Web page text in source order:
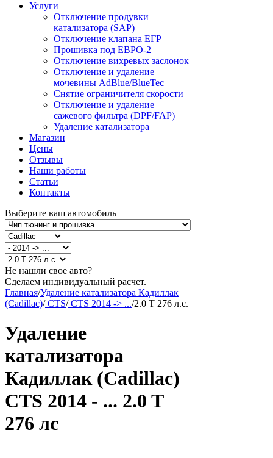
Услуги
Отключение продувки
катализатора (SAP)
Отключение клапана ЕГР
Прошивка под ЕВРО-2
Отключение вихревых заслонок
Отключение и удаление
мочевины AdBlue/BlueTec
Снятие ограничителя скорости
Отключение и удаление
сажевого фильтра (DPF/FAP)
Удаление катализатора
Магазин
Цены
Отзывы
Наши работы
Статьи
Контакты
Выберите ваш автомобиль
Не нашли свое авто?
Сделаем индивидуальный расчет.
Главная/Удаление катализатора Кадиллак
(Cadillac)/CTS/CTS 2014 -> .../2.0 T 276 л.с.
Удаление
катализатора
Кадиллак (Cadillac)
CTS 2014 - ... 2.0 T
276 лс